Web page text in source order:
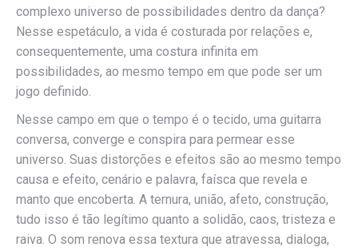
complexo universo de possibilidades dentro da dança?
Nesse espetáculo, a vida é costurada por relações e,
consequentemente, uma costura infinita em
possibilidades, ao mesmo tempo em que pode ser um
jogo definido.
Nesse campo em que o tempo é o tecido, uma guitarra
conversa, converge e conspira para permear esse
universo. Suas distorções e efeitos são ao mesmo tempo
causa e efeito, cenário e palavra, faísca que revela e
manto que encoberta. A ternura, união, afeto, construção,
tudo isso é tão legítimo quanto a solidão, caos, tristeza e
raiva. O som renova essa textura que atravessa, dialoga,